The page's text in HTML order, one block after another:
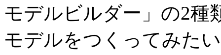
モデルビルダー」の2種
モデルをつくってみた